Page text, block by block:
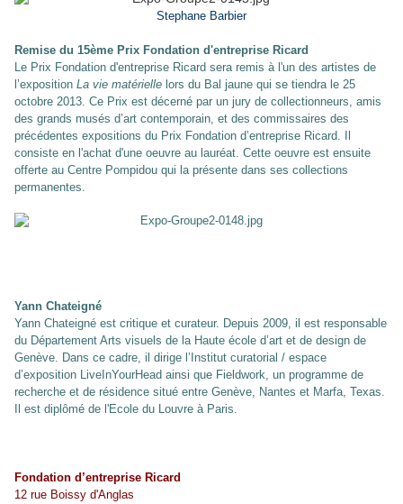
Stephane Barbier
Remise du 15ème Prix Fondation d'entreprise Ricard
Le Prix Fondation d'entreprise Ricard sera remis à l'un des artistes de
l’exposition La vie matérielle lors du Bal jaune qui se tiendra le 25
octobre 2013. Ce Prix est décerné par un jury de collectionneurs, amis
des grands musés d’art contemporain, et des commissaires des
précédentes expositions du Prix Fondation d’entreprise Ricard. Il
consiste en l'achat d'une oeuvre au lauréat. Cette oeuvre est ensuite
offerte au Centre Pompidou qui la présente dans ses collections
permanentes.
Yann Chateigné
Yann Chateigné est critique et curateur. Depuis 2009, il est responsable
du Département Arts visuels de la Haute école d’art et de design de
Genève. Dans ce cadre, il dirige l’Institut curatorial / espace
d’exposition LiveInYourHead ainsi que Fieldwork, un programme de
recherche et de résidence situé entre Genève, Nantes et Marfa, Texas.
Il est diplômé de l'Ecole du Louvre à Paris.
Fondation d’entreprise Ricard
12 rue Boissy d'Anglas